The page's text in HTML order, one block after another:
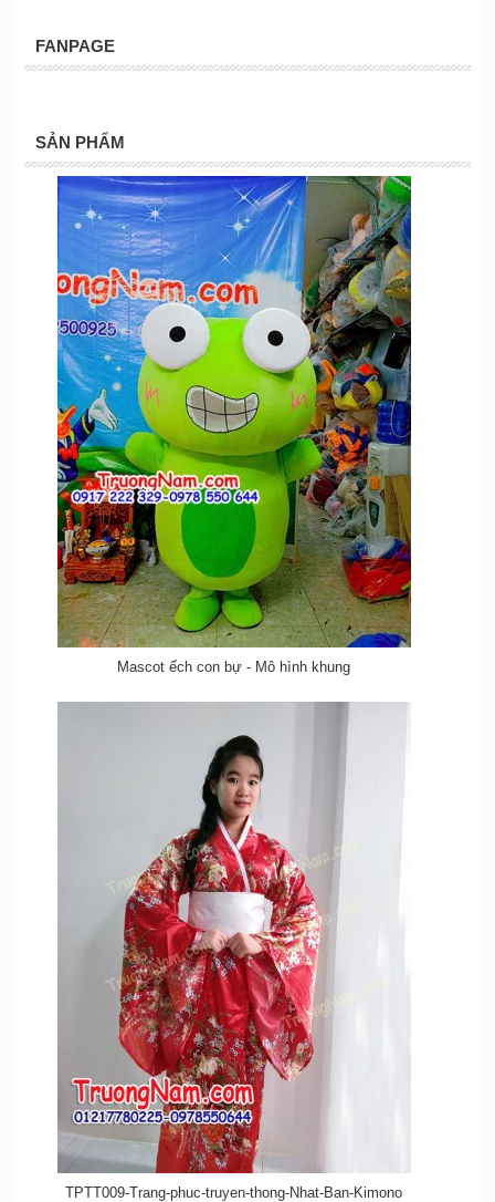
FANPAGE
SẢN PHẨM
Mascot ếch con bự - Mô hình khung
TPTT009-Trang-phuc-truyen-thong-Nhat-Ban-Kimono